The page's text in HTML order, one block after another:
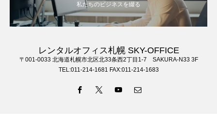
私たちのビジネスを綴る
レンタルオフィス札幌 SKY-OFFICE
〒001-0033 北海道札幌市北区北33条西2丁目1-7 SAKURA-N33 3F
TEL:011-214-1681 FAX:011-214-1683